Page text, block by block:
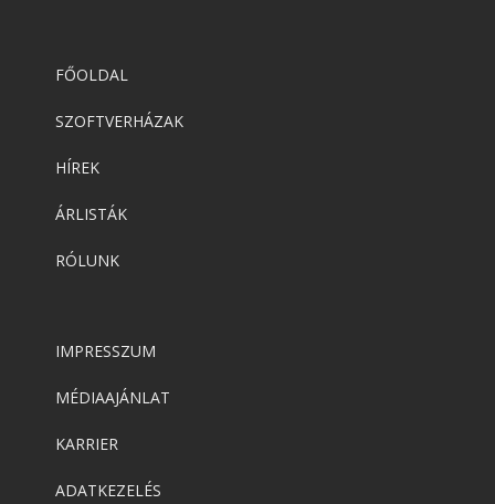
FŐOLDAL
SZOFTVERHÁZAK
HÍREK
ÁRLISTÁK
RÓLUNK
IMPRESSZUM
MÉDIAAJÁNLAT
KARRIER
ADATKEZELÉS